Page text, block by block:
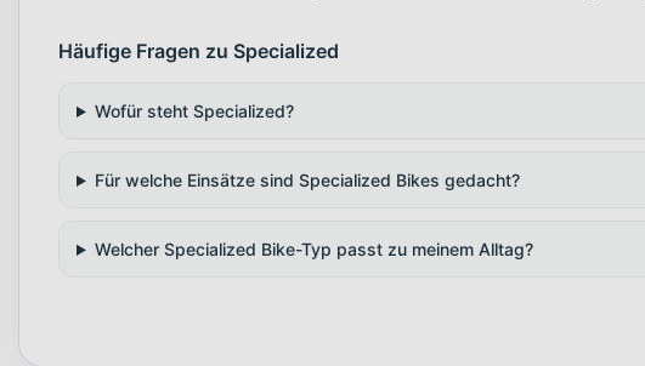
Häufige Fragen zu Specialized
Wofür steht Specialized?
Für welche Einsätze sind Specialized Bikes gedacht?
Welcher Specialized Bike-Typ passt zu meinem Alltag?